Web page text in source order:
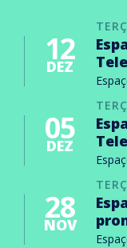
12
DEZ
05
DEZ
28
NOV